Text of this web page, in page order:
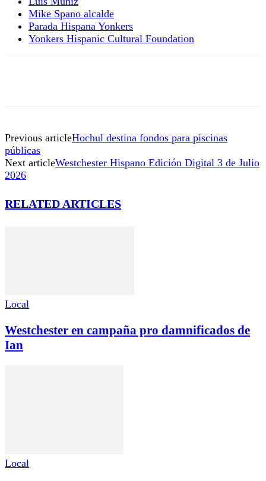
Mike Spano alcalde
Parada Hispana Yonkers
Yonkers Hispanic Cultural Foundation
Previous articleHochul destina fondos para piscinas
públicas
Next articleWestchester Hispano Edición Digital 3 de Julio
2026
RELATED ARTICLES
Local
Westchester en campaña pro damnificados de
Ian
Local